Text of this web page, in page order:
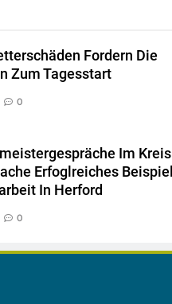
Fordern Die
Zum Tagesstart
0
Im Kreis
Erfoglreiches Beispiel
In Herford
0